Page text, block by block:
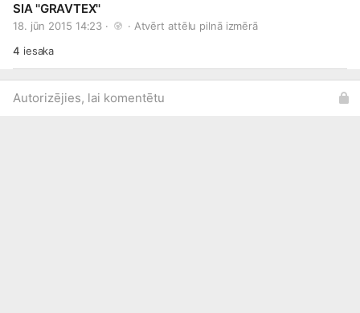
SIA ''GRAVTEX''
18. jūn 2015 14:23 · · Atvērt attēlu pilnā izmērā
4 iesaka
Autorizējies, lai komentētu